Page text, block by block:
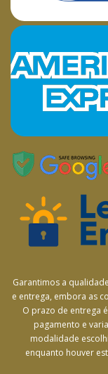
Garantimos a
e entrega, embora as
O prazo de entrega
pagamento e
modalidade
enquanto houver